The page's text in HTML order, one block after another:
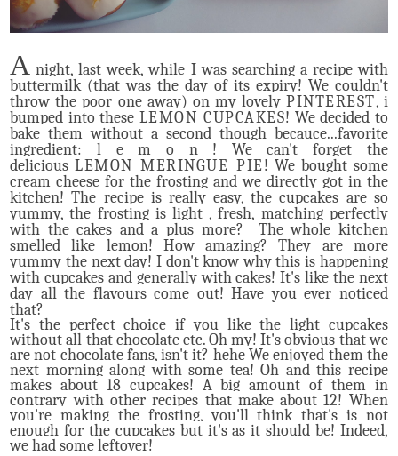
A night, last week, while I was searching a recipe with
buttermilk (that was the day of its expiry! We couldn't
throw the poor one away) on my lovelyPINTEREST, i
bumped into these LEMON CUPCAKES! We decided to
bake them without a second though becauce...favorite
ingredient: l e m o n ! We can't forget the
delicious LEMON MERINGUE PIE! We bought some
cream cheese for the frosting and we directly got in the
kitchen! The recipe is really easy, the cupcakes are so
yummy, the frosting is light , fresh, matching perfectly
with the cakes and a plus more? The whole kitchen
smelled like lemon! How amazing? They are more
yummy the next day! I don't know why this is happening
with cupcakes and generally with cakes! It's like the next
day all the flavours come out! Have you ever noticed
that?
It's the perfect choice if you like the light cupcakes
without all that chocolate etc. Oh my! It's obvious that we
are not chocolate fans, isn't it? hehe We enjoyed them the
next morning along with some tea! Oh and this recipe
makes about 18 cupcakes! A big amount of them in
contrary with other recipes that make about 12! When
you're making the frosting, you'll think that's is not
enough for the cupcakes but it's as it should be! Indeed,
we had some leftover!